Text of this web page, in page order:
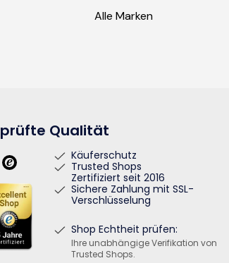
Alle Marken
Qualität
Käuferschutz
Trusted Shops
Zertifiziert seit 2016
Sichere Zahlung mit SSL-
Verschlüsselung
Shop Echtheit prüfen:
Ihre unabhängige Verifikation von
Trusted Shops.